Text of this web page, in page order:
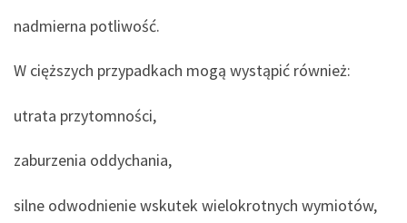
nadmierna potliwość.
W cięższych przypadkach mogą wystąpić również:
utrata przytomności,
zaburzenia oddychania,
silne odwodnienie wskutek wielokrotnych wymiotów,